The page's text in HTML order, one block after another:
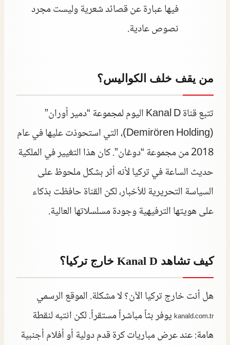
فيها عبارة عن قصائد شعرية وليست مجرد
نصوص عادية.
من يقف خلف الكواليس؟
تتبع قناة Kanal D اليوم لمجموعة “دمير أوران”
(Demirören Holding)، التي استحوذت عليها في عام
2018 من مجموعة “دوغان”. كان هذا التغيير في الملكية
حديث الساعة في تركيا لأنه أثر بشكل ملحوظ على
السياسة التحريرية للأخبار، لكن القناة حافظت بذكاء
على هويتها الترفيهية وجودة مسلسلاتها العالية.
كيف تشاهد Kanal D خارج تركيا؟
هل أنت خارج تركيا الآن؟ لا مشكلة. الموقع الرسمي
kanald.com.tr يوفر بثاً مباشراً مستقراً. لكن انتبه لنقطة
هامة: عند عرض مباريات كرة قدم دولية أو أفلام أجنبية